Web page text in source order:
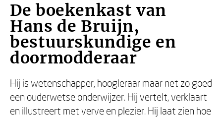
De boekenkast van
Hans de Bruijn,
bestuurskundige en
doormodderaar
Hij is wetenschapper, hoogleraar maar net zo goed
een ouderwetse onderwijzer. Hij vertelt, verklaart
en illustreert met verve en plezier. Hij laat zien hoe